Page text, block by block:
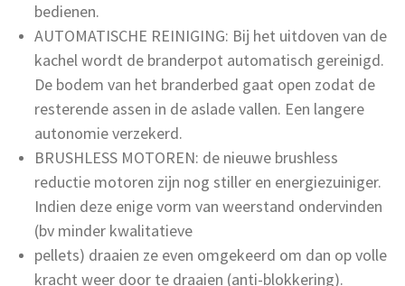
bedienen.
AUTOMATISCHE REINIGING: Bij het uitdoven van de
kachel wordt de branderpot automatisch gereinigd.
De bodem van het branderbed gaat open zodat de
resterende assen in de aslade vallen. Een langere
autonomie verzekerd.
BRUSHLESS MOTOREN: de nieuwe brushless
reductie motoren zijn nog stiller en energiezuiniger.
Indien deze enige vorm van weerstand ondervinden
(bv minder kwalitatieve
pellets) draaien ze even omgekeerd om dan op volle
kracht weer door te draaien (anti-blokkering).